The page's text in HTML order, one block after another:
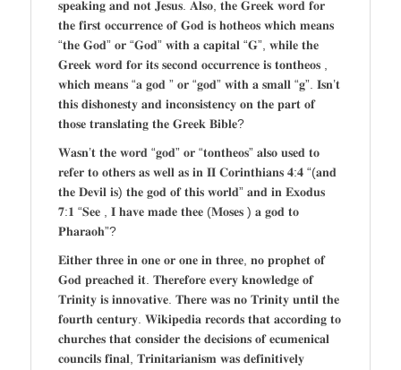
𝐬𝐩𝐞𝐚𝐤𝐢𝐧𝐠 𝐚𝐧𝐝 𝐧𝐨𝐭 𝐉𝐞𝐬𝐮𝐬. 𝐀𝐥𝐬𝐨, 𝐭𝐡𝐞 𝐆𝐫𝐞𝐞𝐤 𝐰𝐨𝐫𝐝 𝐟𝐨𝐫
𝐭𝐡𝐞 𝐟𝐢𝐫𝐬𝐭 𝐨𝐜𝐜𝐮𝐫𝐫𝐞𝐧𝐜𝐞 𝐨𝐟 𝐆𝐨𝐝 𝐢𝐬 𝐡𝐨𝐭𝐡𝐞𝐨𝐬 𝐰𝐡𝐢𝐜𝐡 𝐦𝐞𝐚𝐧𝐬
“𝐭𝐡𝐞 𝐆𝐨𝐝” 𝐨𝐫 “𝐆𝐨𝐝” 𝐰𝐢𝐭𝐡 𝐚 𝐜𝐚𝐩𝐢𝐭𝐚𝐥 “𝐆”, 𝐰𝐡𝐢𝐥𝐞 𝐭𝐡𝐞
𝐆𝐫𝐞𝐞𝐤 𝐰𝐨𝐫𝐝 𝐟𝐨𝐫 𝐢𝐭𝐬 𝐬𝐞𝐜𝐨𝐧𝐝 𝐨𝐜𝐜𝐮𝐫𝐫𝐞𝐧𝐜𝐞 𝐢𝐬 𝐭𝐨𝐧𝐭𝐡𝐞𝐨𝐬 ,
𝐰𝐡𝐢𝐜𝐡 𝐦𝐞𝐚𝐧𝐬 “𝐚 𝐠𝐨𝐝 ” 𝐨𝐫 “𝐠𝐨𝐝” 𝐰𝐢𝐭𝐡 𝐚 𝐬𝐦𝐚𝐥𝐥 “𝐠”. 𝐈𝐬𝐧’𝐭
𝐭𝐡𝐢𝐬 𝐝𝐢𝐬𝐡𝐨𝐧𝐞𝐬𝐭𝐲 𝐚𝐧𝐝 𝐢𝐧𝐜𝐨𝐧𝐬𝐢𝐬𝐭𝐞𝐧𝐜𝐲 𝐨𝐧 𝐭𝐡𝐞 𝐩𝐚𝐫𝐭 𝐨𝐟
𝐭𝐡𝐨𝐬𝐞 𝐭𝐫𝐚𝐧𝐬𝐥𝐚𝐭𝐢𝐧𝐠 𝐭𝐡𝐞 𝐆𝐫𝐞𝐞𝐤 𝐁𝐢𝐛𝐥𝐞?
𝐖𝐚𝐬𝐧’𝐭 𝐭𝐡𝐞 𝐰𝐨𝐫𝐝 “𝐠𝐨𝐝” 𝐨𝐫 “𝐭𝐨𝐧𝐭𝐡𝐞𝐨𝐬” 𝐚𝐥𝐬𝐨 𝐮𝐬𝐞𝐝 𝐭𝐨
𝐫𝐞𝐟𝐞𝐫 𝐭𝐨 𝐨𝐭𝐡𝐞𝐫𝐬 𝐚𝐬 𝐰𝐞𝐥𝐥 𝐚𝐬 𝐢𝐧 𝐈𝐈 𝐂𝐨𝐫𝐢𝐧𝐭𝐡𝐢𝐚𝐧𝐬 𝟒:𝟒 “(𝐚𝐧𝐝
𝐭𝐡𝐞 𝐃𝐞𝐯𝐢𝐥 𝐢𝐬) 𝐭𝐡𝐞 𝐠𝐨𝐝 𝐨𝐟 𝐭𝐡𝐢𝐬 𝐰𝐨𝐫𝐥𝐝” 𝐚𝐧𝐝 𝐢𝐧 𝐄𝐱𝐨𝐝𝐮𝐬
𝟕:𝟏 “𝐒𝐞𝐞 , 𝐈 𝐡𝐚𝐯𝐞 𝐦𝐚𝐝𝐞 𝐭𝐡𝐞𝐞 (𝐌𝐨𝐬𝐞𝐬 ) 𝐚 𝐠𝐨𝐝 𝐭𝐨
𝐏𝐡𝐚𝐫𝐚𝐨𝐡”?
𝐄𝐢𝐭𝐡𝐞𝐫 𝐭𝐡𝐫𝐞𝐞 𝐢𝐧 𝐨𝐧𝐞 𝐨𝐫 𝐨𝐧𝐞 𝐢𝐧 𝐭𝐡𝐫𝐞𝐞, 𝐧𝐨 𝐩𝐫𝐨𝐩𝐡𝐞𝐭 𝐨𝐟
𝐆𝐨𝐝 𝐩𝐫𝐞𝐚𝐜𝐡𝐞𝐝 𝐢𝐭. 𝐓𝐡𝐞𝐫𝐞𝐟𝐨𝐫𝐞 𝐞𝐯𝐞𝐫𝐲 𝐤𝐧𝐨𝐰𝐥𝐞𝐝𝐠𝐞 𝐨𝐟
𝐓𝐫𝐢𝐧𝐢𝐭𝐲 𝐢𝐬 𝐢𝐧𝐧𝐨𝐯𝐚𝐭𝐢𝐯𝐞. 𝐓𝐡𝐞𝐫𝐞 𝐰𝐚𝐬 𝐧𝐨 𝐓𝐫𝐢𝐧𝐢𝐭𝐲 𝐮𝐧𝐭𝐢𝐥 𝐭𝐡𝐞
𝐟𝐨𝐮𝐫𝐭𝐡 𝐜𝐞𝐧𝐭𝐮𝐫𝐲. 𝐖𝐢𝐤𝐢𝐩𝐞𝐝𝐢𝐚 𝐫𝐞𝐜𝐨𝐫𝐝𝐬 𝐭𝐡𝐚𝐭 𝐚𝐜𝐜𝐨𝐫𝐝𝐢𝐧𝐠 𝐭𝐨
𝐜𝐡𝐮𝐫𝐜𝐡𝐞𝐬 𝐭𝐡𝐚𝐭 𝐜𝐨𝐧𝐬𝐢𝐝𝐞𝐫 𝐭𝐡𝐞 𝐝𝐞𝐜𝐢𝐬𝐢𝐨𝐧𝐬 𝐨𝐟 𝐞𝐜𝐮𝐦𝐞𝐧𝐢𝐜𝐚𝐥
𝐜𝐨𝐮𝐧𝐜𝐢𝐥𝐬 𝐟𝐢𝐧𝐚𝐥, 𝐓𝐫𝐢𝐧𝐢𝐭𝐚𝐫𝐢𝐚𝐧𝐢𝐬𝐦 𝐰𝐚𝐬 𝐝𝐞𝐟𝐢𝐧𝐢𝐭𝐢𝐯𝐞𝐥𝐲